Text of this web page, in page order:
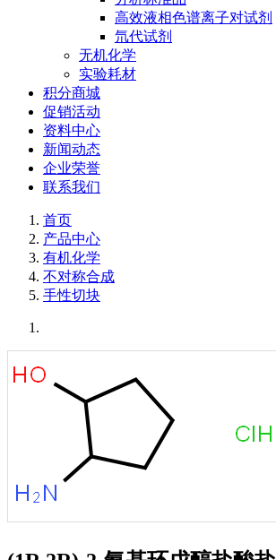
高效液相色谱离子对试剂
氘代试剂
无机化学
实验耗材
积分商城
促销活动
资料中心
新闻动态
企业荣誉
联系我们
首页
产品中心
有机化学
不对称合成
手性切块